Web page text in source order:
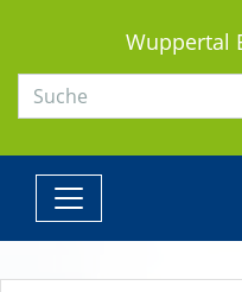
Wuppertal